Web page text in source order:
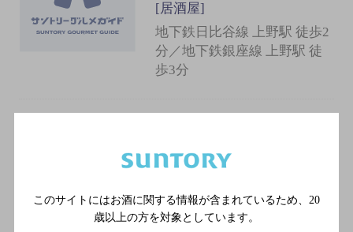
[居酒屋]
地下鉄日比谷線 上野駅 徒歩2
分／地下鉄銀座線 上野駅 徒
歩3分
[居酒屋]
／ＪＲ山手線 上野駅／ＪＲ
常磐線快速 上野駅／ＪＲ宇
このサイトにはお酒に関する情報が含まれているため、 20
歳以上の方を対象としています。